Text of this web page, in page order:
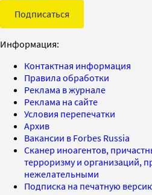
Подписаться
Информация:
Контактная информация
Правила обработки
Реклама в журнале
Реклама на сайте
Условия перепечатки
Архив
Вакансии в Forbes Russia
Сканер иноагентов,
терроризму и организаций,
нежелательными
Подписка на печатную